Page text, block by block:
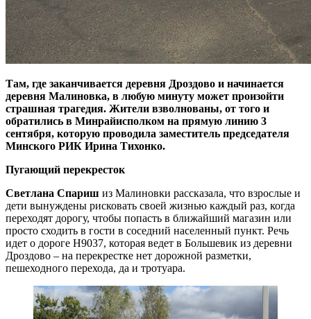
Там, где заканчивается деревня Дроздово и начинается
деревня Малиновка, в любую минуту может произойти
страшная трагедия. Жители взволнованы, от того и
обратились в Минрайисполком на прямую линию 3
сентября, которую проводила заместитель председателя
Минского РИК Ирина Тихонко.
Пугающий перекресток
Светлана Спариш из Малиновки рассказала, что взрослые и
дети вынуждены рисковать своей жизнью каждый раз, когда
переходят дорогу, чтобы попасть в ближайший магазин или
просто сходить в гости в соседний населенный пункт. Речь
идет о дороге Н9037, которая ведет в Большевик из деревни
Дроздово – на перекрестке нет дорожной разметки,
пешеходного перехода, да и тротуара.